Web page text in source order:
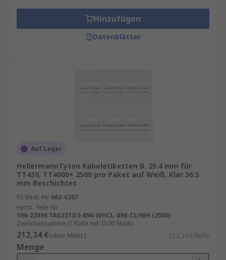
Hinzufügen
Datenblätter
Auf Lager
HellermannTyton Kabeletiketten B. 25.4 mm für
TT430, TT4000+ 2500 pro Paket auf Weiß, Klar 36.5
mm Beschichtet
RS Best.-Nr. 662-6207
Herst. Teile-Nr.
596-22896 TAG22TD3-896-WHCL-896-CL/WH (2500)
Zwischensumme (1 Rolle mit 2500 Stück)
212,34 €(ohne MwSt.) 212,34 €/Rolle
Menge